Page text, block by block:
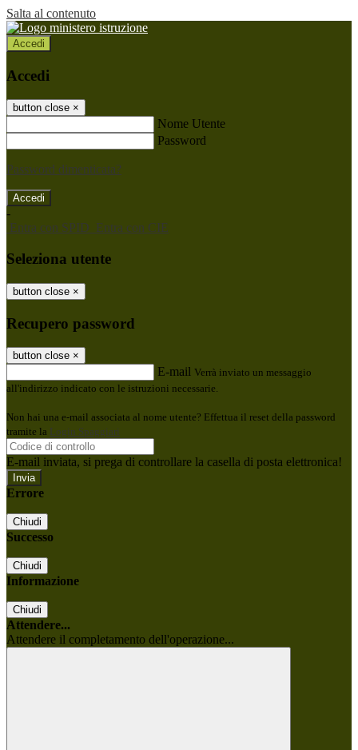
Salta al contenuto
Accedi
Accedi
button close ×
Nome Utente
Password
Password dimenticata?
-
Entra con SPID Entra con CIE
Seleziona utente
button close ×
Recupero password
button close ×
E-mail Verrà inviato un messaggio
all'indirizzo indicato con le istruzioni necessarie.
Non hai una e-mail associata al nome utente? Effettua il reset della password
tramite la Login Spaggiari
E-mail inviata, si prega di controllare la casella di posta elettronica!
Errore
Chiudi
Successo
Chiudi
Informazione
Chiudi
Attendere...
Attendere il completamento dell'operazione...